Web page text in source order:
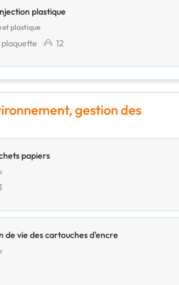
plastique
et plastique
plaquette 12
gestion des
papiers
de vie des cartouches d'encre